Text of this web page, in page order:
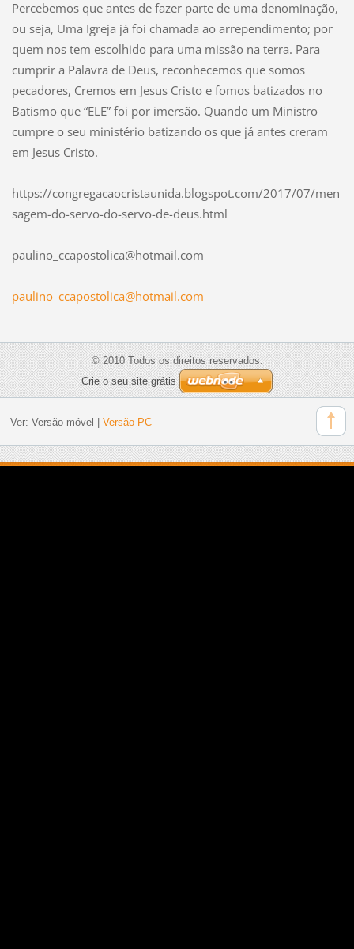
Percebemos que antes de fazer parte de uma denominação,
ou seja, Uma Igreja já foi chamada ao arrependimento; por
quem nos tem escolhido para uma missão na terra. Para
cumprir a Palavra de Deus, reconhecemos que somos
pecadores, Cremos em Jesus Cristo e fomos batizados no
Batismo que “ELE” foi por imersão. Quando um Ministro
cumpre o seu ministério batizando os que já antes creram
em Jesus Cristo.
https://congregacaocristaunida.blogspot.com/2017/07/men
sagem-do-servo-do-servo-de-deus.html
paulino_ ccapostolica@hotmail.com
paulino_ccapostolica@hotmail.com
© 2010 Todos os direitos reservados.
Crie o seu site grátis
Ver: Versão móvel Versão PC